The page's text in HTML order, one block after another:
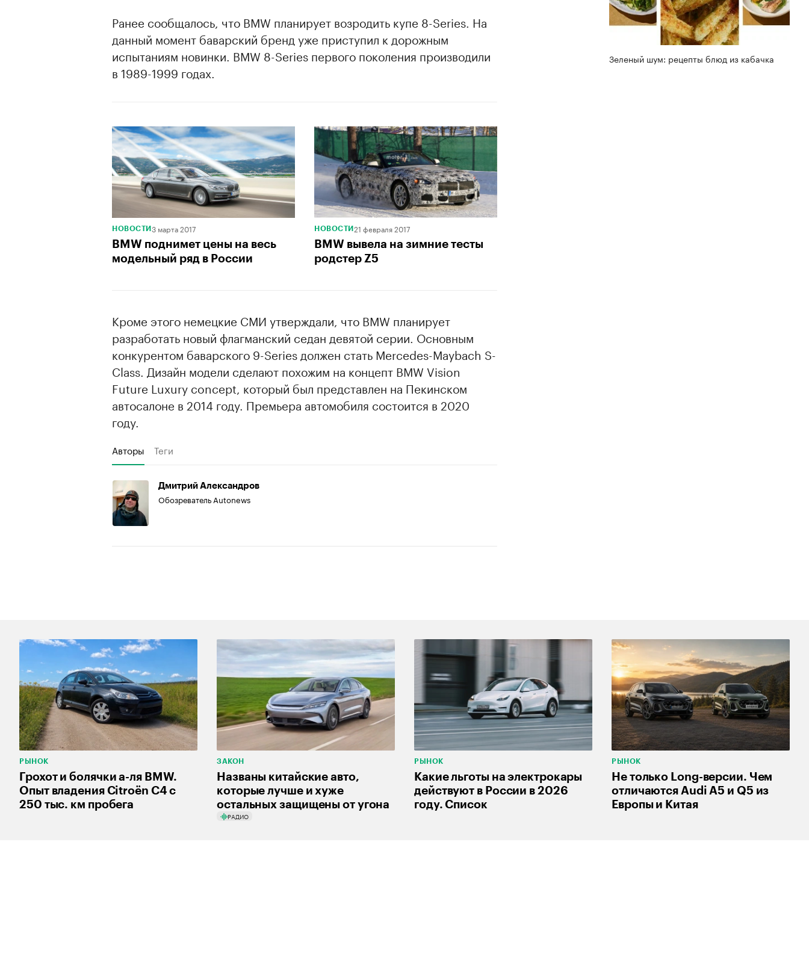
Зеленый шум: рецепты блюд из кабачка
Ранее сообщалось, что BMW планирует возродить купе 8-Series. На
данный момент баварский бренд уже приступил к дорожным
испытаниям новинки. BMW 8-Series первого поколения производили
в 1989-1999 годах.
НОВОСТИ 3 марта 2017
BMW поднимет цены на весь
модельный ряд в России
НОВОСТИ 21 февраля 2017
BMW вывела на зимние тесты
родстер Z5
Кроме этого немецкие СМИ утверждали, что BMW планирует
разработать новый флагманский седан девятой серии. Основным
конкурентом баварского 9-Series должен стать Mercedes-Maybach S-
Class. Дизайн модели сделают похожим на концепт BMW Vision
Future Luxury concept, который был представлен на Пекинском
автосалоне в 2014 году. Премьера автомобиля состоится в 2020
году.
Авторы Теги
Дмитрий Александров
Обозреватель Autonews
РЫНОК
Грохот и болячки а-ля BMW.
Опыт владения Citroёn C4 с
250 тыс. км пробега
ЗАКОН
Названы китайские авто,
которые лучше и хуже
остальных защищены от угона
РАДИО
РЫНОК
Какие льготы на электрокары
действуют в России в 2026
году. Список
РЫНОК
Не только Long-версии. Чем
отличаются Audi A5 и Q5 из
Европы и Китая